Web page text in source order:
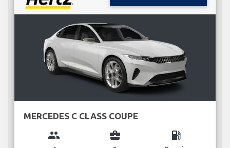
MERCEDES C CLASS COUPE
group business_center local_gas_station